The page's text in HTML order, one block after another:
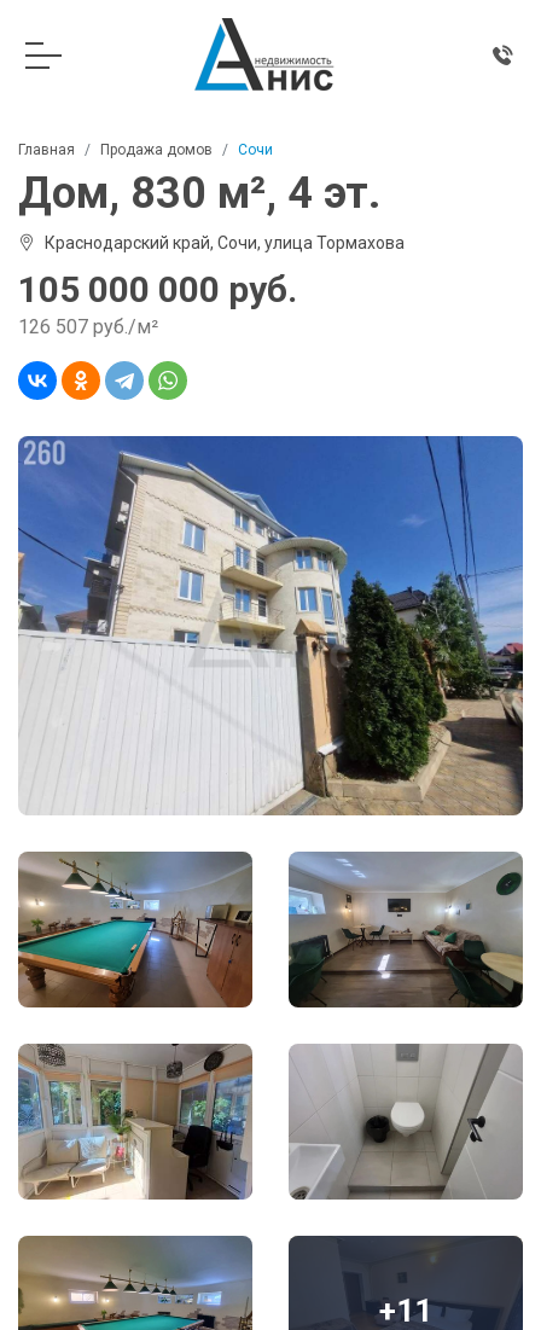
Главная Продажа домов Сочи
Дом, 830 м², 4 эт.
Краснодарский край, Сочи, улица Тормахова
105 000 000 руб.
126 507 руб./м²
+11